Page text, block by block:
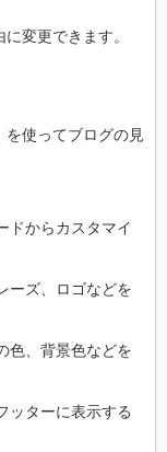
変更できます。
を使ってブログの見
ドからカスタマイ
ーズ、ロゴなどを
色、背景色などを
ッターに表示する